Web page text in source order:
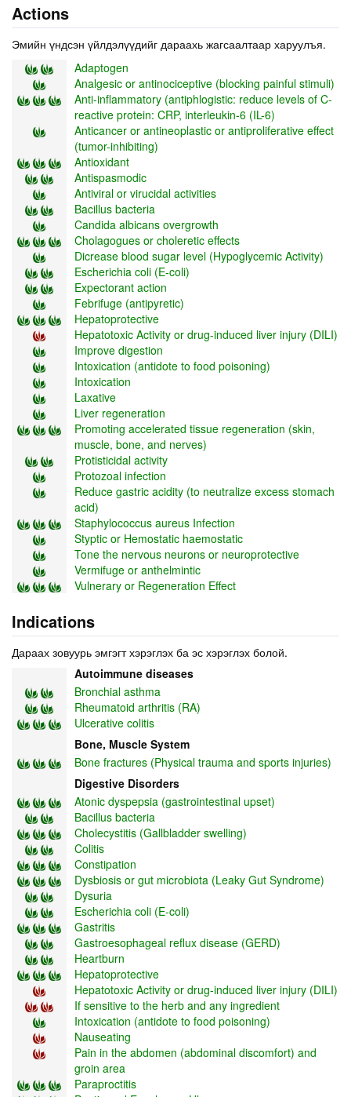
Actions
Эмийн үндсэн үйлдэлүүдийг дараахь жагсаалтаар харуулъя.
Adaptogen
Analgesic or antinociceptive (blocking painful stimuli)
Anti-inflammatory (antiphlogistic: reduce levels of C-
reactive protein: CRP, interleukin-6 (IL-6)
Anticancer or antineoplastic or antiproliferative effect
(tumor-inhibiting)
Antioxidant
Antispasmodic
Antiviral or virucidal activities
Bacillus bacteria
Candida albicans overgrowth
Cholagogues or choleretic effects
Dicrease blood sugar level (Hypoglycemic Activity)
Escherichia coli (E-coli)
Expectorant action
Febrifuge (antipyretic)
Hepatoprotective
Hepatotoxic Activity or drug-induced liver injury (DILI)
Improve digestion
Intoxication (antidote to food poisoning)
Intoxication
Laxative
Liver regeneration
Promoting accelerated tissue regeneration (skin,
muscle, bone, and nerves)
Protisticidal activity
Protozoal infection
Reduce gastric acidity (to neutralize excess stomach
acid)
Staphylococcus aureus Infection
Styptic or Hemostatic haemostatic
Tone the nervous neurons or neuroprotective
Vermifuge or anthelmintic
Vulnerary or Regeneration Effect
Indications
Дараах зовуурь эмгэгт хэрэглэх ба эс хэрэглэх болой.
Autoimmune diseases
Bronchial asthma
Rheumatoid arthritis (RA)
Ulcerative colitis
Bone, Muscle System
Bone fractures (Physical trauma and sports injuries)
Digestive Disorders
Atonic dyspepsia (gastrointestinal upset)
Bacillus bacteria
Cholecystitis (Gallbladder swelling)
Colitis
Constipation
Dysbiosis or gut microbiota (Leaky Gut Syndrome)
Dysuria
Escherichia coli (E-coli)
Gastritis
Gastroesophageal reflux disease (GERD)
Heartburn
Hepatoprotective
Hepatotoxic Activity or drug-induced liver injury (DILI)
If sensitive to the herb and any ingredient
Intoxication (antidote to food poisoning)
Nauseating
Pain in the abdomen (abdominal discomfort) and
groin area
Paraproctitis